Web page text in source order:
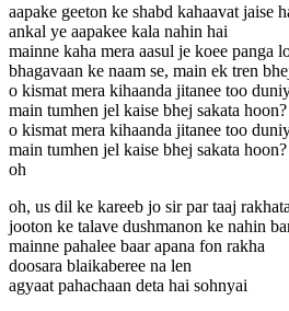
aapake geeton ke shabd kahaavat jaise
ankal ye aapakee kala nahin hai
mainne kaha mera aasul je koee panga
bhagavaan ke naam se, main ek tren
o kismat mera kihaanda jitanee too
main tumhen jel kaise bhej sakata hoon?
o kismat mera kihaanda jitanee too
main tumhen jel kaise bhej sakata hoon?
oh
oh, us dil ke kareeb jo sir par taaj
jooton ke talave dushmanon ke nahin
mainne pahalee baar apana fon rakha
doosara blaikaberee na len
agyaat pahachaan deta hai sohnyai